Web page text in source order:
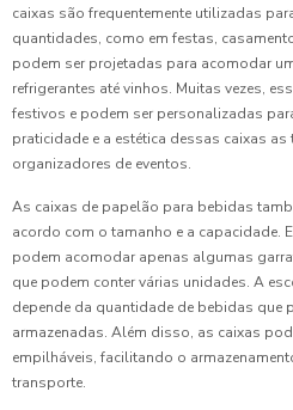
caixas são frequentemente utilizadas
quantidades, como em festas,
podem ser projetadas para acomodar
refrigerantes até vinhos. Muitas vezes,
festivos e podem ser personalizadas
praticidade e a estética dessas caixas
organizadores de eventos.
As caixas de papelão para bebidas
acordo com o tamanho e a capacidade.
podem acomodar apenas algumas
que podem conter várias unidades. A
depende da quantidade de bebidas que
armazenadas. Além disso, as caixas
empilháveis, facilitando o
transporte.